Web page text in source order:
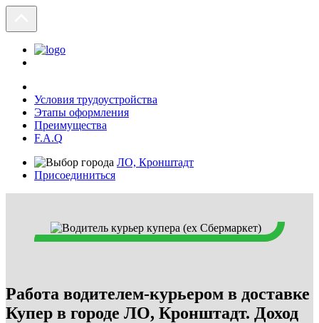
Условия трудоустройства
Этапы оформления
Преимущества
F.A.Q
ЛО, Кронштадт
Присоединиться
Работа водителем-курьером в доставке
Купер в городе ЛО, Кронштадт. Доход